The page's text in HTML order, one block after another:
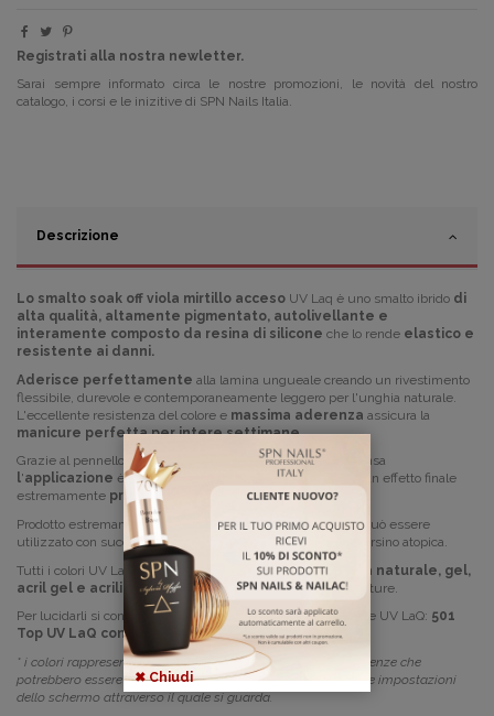
Registrati alla nostra newletter.
Sarai sempre informato circa le nostre promozioni, le novità del nostro
catalogo, i corsi e le inizitive di SPN Nails Italia.
Descrizione
Lo smalto soak off viola mirtillo acceso UV Laq è uno smalto ibrido di
alta qualità, altamente pigmentato, autolivellante e
interamente composto da resina di silicone che lo rende elastico e
resistente ai danni.
Aderisce perfettamente alla lamina ungueale creando un rivestimento
flessibile, durevole e contemporaneamente leggero per l'unghia naturale.
L'eccellente resistenza del colore e massima aderenza assicura la
manicure perfetta per intere settimane.
Grazie al pennello corto e piatto e la consistenza medio-densa
l'applicazione èveloce confortevole assicurando un effetto finale
estremamente precisoe omogeneo su tutta la superficie.
Prodotto estremamente delicato per la l'unghia naturale e può essere
utilizzato con successo da persone con pelle sensibile e persino atopica.
Tutti i colori UV LaQ aderiscono perfettamente conl'unghia naturale, gel,
acril gel e acrilico , non seccano e non provocano le crepature.
Per lucidarli si consiglia di usare uno dei Top della collezione UV LaQ: 501
Top UV LaQ con dispersione o
700 Top Shine
* i colori rappresentati in foto sono realistici; le leggere differenze che
potrebbero essere riscontrate potrebbero essere dovute dalle impostazioni
dello schermo attraverso il quale si guarda.
✖ Chiudi